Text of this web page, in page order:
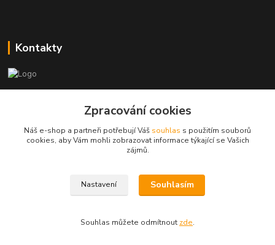
Kontakty
elektro@beatman.cz
Zpracování cookies
Náš e-shop a partneři potřebují Váš souhlas s použitím souborů
cookies, aby Vám mohli zobrazovat informace týkající se Vašich
zájmů.
Nastavení Souhlasím
Souhlas můžete odmítnout zde.